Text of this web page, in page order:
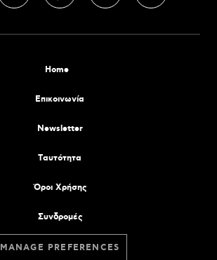
Home
Επικοινωνία
Newsletter
Tαυτότητα
Όροι Χρήσης
Συνδρομές
MANAGE PREFERENCES